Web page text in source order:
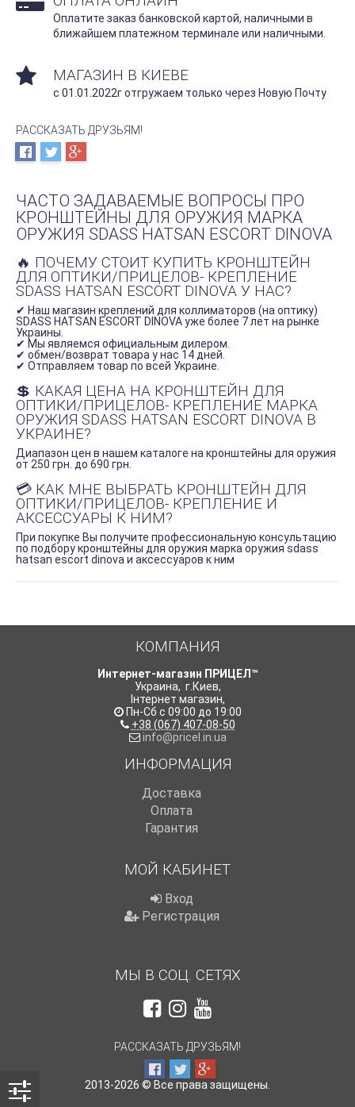
Оплатите заказ банковской картой, наличными в
ближайшем платежном терминале или наличными.
МАГАЗИН В КИЕВЕ
с 01.01.2022г отгружаем только через Новую Почту
РАССКАЗАТЬ ДРУЗЬЯМ!
ЧАСТО ЗАДАВАЕМЫЕ ВОПРОСЫ ПРО
КРОНШТЕЙНЫ ДЛЯ ОРУЖИЯ МАРКА
ОРУЖИЯ SDASS HATSAN ESCORT DINOVA
🔥 ПОЧЕМУ СТОИТ КУПИТЬ КРОНШТЕЙН
ДЛЯ ОПТИКИ/ПРИЦЕЛОВ- КРЕПЛЕНИЕ
SDASS HATSAN ESCORT DINOVA У НАС?
✔ Наш магазин креплений для коллиматоров (на оптику)
SDASS HATSAN ESCORT DINOVA уже более 7 лет на рынке
Украины.
✔ Мы являемся официальным дилером.
✔ обмен/возврат товара у нас 14 дней.
✔ Отправляем товар по всей Украине.
💲 КАКАЯ ЦЕНА НА КРОНШТЕЙН ДЛЯ
ОПТИКИ/ПРИЦЕЛОВ- КРЕПЛЕНИЕ МАРКА
ОРУЖИЯ SDASS HATSAN ESCORT DINOVA В
УКРАИНЕ?
Диапазон цен в нашем каталоге на кронштейны для оружия
от 250 грн. до 690 грн.
💳 КАК МНЕ ВЫБРАТЬ КРОНШТЕЙН ДЛЯ
ОПТИКИ/ПРИЦЕЛОВ- КРЕПЛЕНИЕ И
АКСЕССУАРЫ К НИМ?
При покупке Вы получите профессиональную консультацию
по подбору кронштейны для оружия марка оружия sdass
hatsan escort dinova и аксессуаров к ним
КОМПАНИЯ
Интернет-магазин ПРИЦЕЛ™
Украина, г.Киев,
Інтернет магазин,
Пн-Сб с 09:00 до 19:00
+38 (067) 407-08-50
info@pricel.in.ua
ИНФОРМАЦИЯ
Доставка
Оплата
Гарантия
МОЙ КАБИНЕТ
Вход
Регистрация
МЫ В СОЦ. СЕТЯХ
РАССКАЗАТЬ ДРУЗЬЯМ!
2013-2026 © Все права защищены.